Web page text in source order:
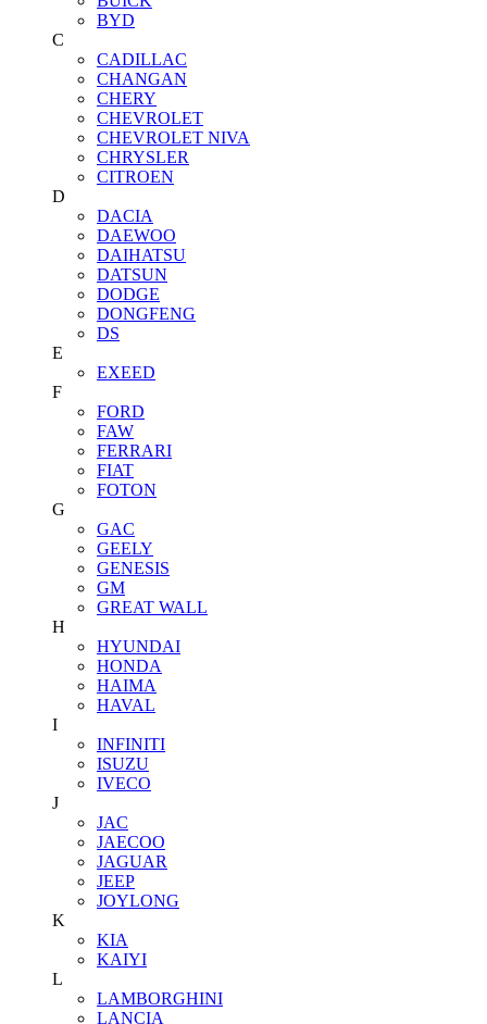
BYD
C
CADILLAC
CHANGAN
CHERY
CHEVROLET
CHEVROLET NIVA
CHRYSLER
CITROEN
D
DACIA
DAEWOO
DAIHATSU
DATSUN
DODGE
DONGFENG
DS
E
EXEED
F
FORD
FAW
FERRARI
FIAT
FOTON
G
GAC
GEELY
GENESIS
GM
GREAT WALL
H
HYUNDAI
HONDA
HAIMA
HAVAL
I
INFINITI
ISUZU
IVECO
J
JAC
JAECOO
JAGUAR
JEEP
JOYLONG
K
KIA
KAIYI
L
LAMBORGHINI
LANCIA